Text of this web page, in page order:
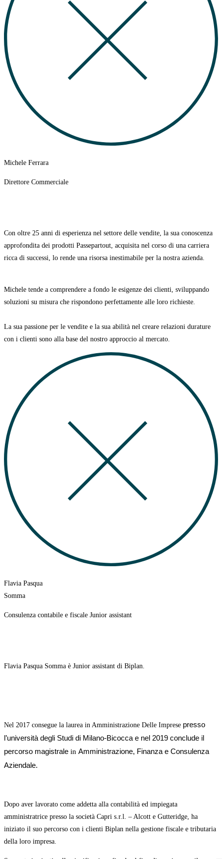
Michele Ferrara
Direttore Commerciale
Con oltre 25 anni di esperienza nel settore delle vendite, la sua conoscenza
approfondita dei prodotti Passepartout, acquisita nel corso di una carriera
ricca di successi, lo rende una risorsa inestimabile per la nostra azienda.
Michele tende a comprendere a fondo le esigenze dei clienti, sviluppando
soluzioni su misura che rispondono perfettamente alle loro richieste.
La sua passione per le vendite e la sua abilità nel creare relazioni durature
con i clienti sono alla base del nostro approccio al mercato.
Flavia Pasqua
Somma
Consulenza contabile e fiscale Junior assistant
Flavia Pasqua Somma è Junior assistant di Biplan.
Nel 2017 consegue la laurea in Amministrazione Delle Imprese presso
l’università degli Studi di Milano-Bicocca e nel 2019 conclude il
percorso magistrale in Amministrazione, Finanza e Consulenza
Aziendale.
Dopo aver lavorato come addetta alla contabilità ed impiegata
amministratrice presso la società Capri s.r.l. – Alcott e Gutteridge, ha
iniziato il suo percorso con i clienti Biplan nella gestione fiscale e tributaria
della loro impresa.